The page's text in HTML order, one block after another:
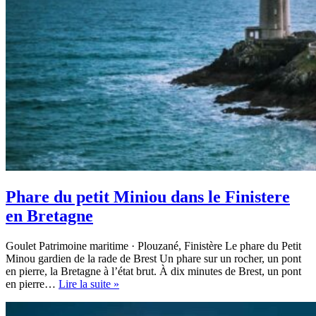
Phare du petit Miniou dans le Finistere
en Bretagne
Goulet Patrimoine maritime · Plouzané, Finistère Le phare du Petit
Minou gardien de la rade de Brest Un phare sur un rocher, un pont
en pierre, la Bretagne à l’état brut. À dix minutes de Brest, un pont
en pierre… Lire la suite »